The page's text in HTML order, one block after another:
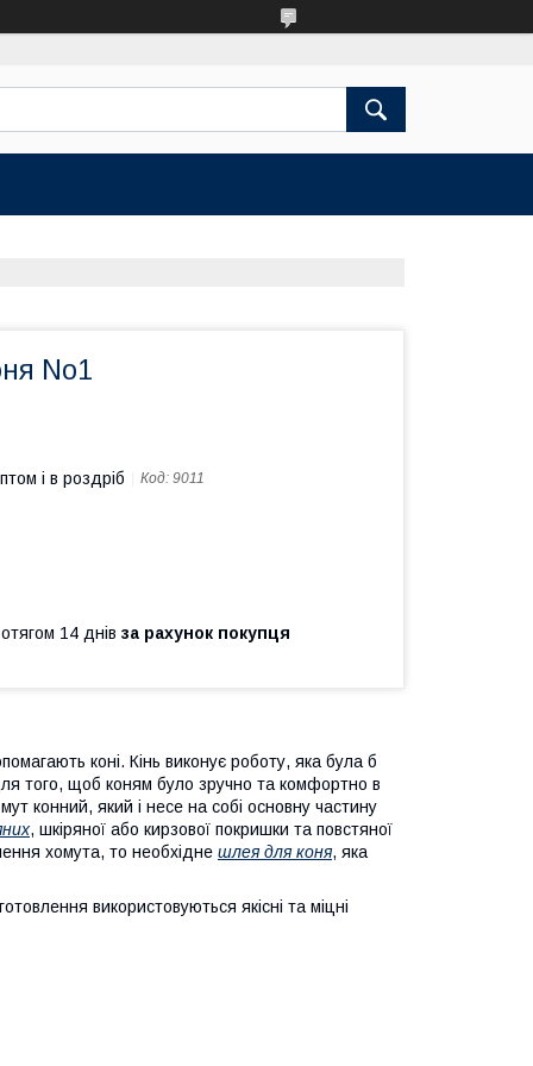
No1
і в роздріб Код: 9011
14 днів за рахунок покупця
коні. Кінь виконує роботу, яка була б
того, щоб коням було зручно та комфортно в
конний, який і несе на собі основну частину
, шкіряної або кирзової покришки та повстяної
хомута, то необхідне шлея для коня, яка
використовуються якісні та міцні